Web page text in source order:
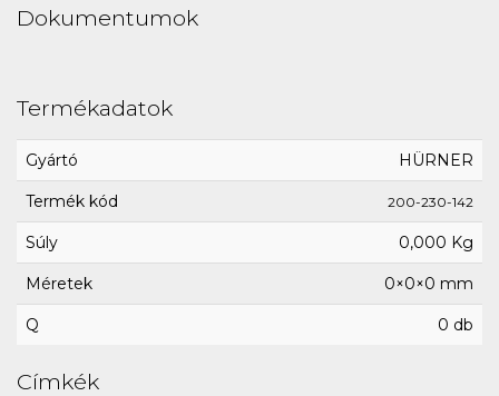
Dokumentumok
Termékadatok
Gyártó HÜRNER
Termék kód 200-230-142
Súly 0,000 Kg
Méretek 0×0×0 mm
Q 0 db
Címkék